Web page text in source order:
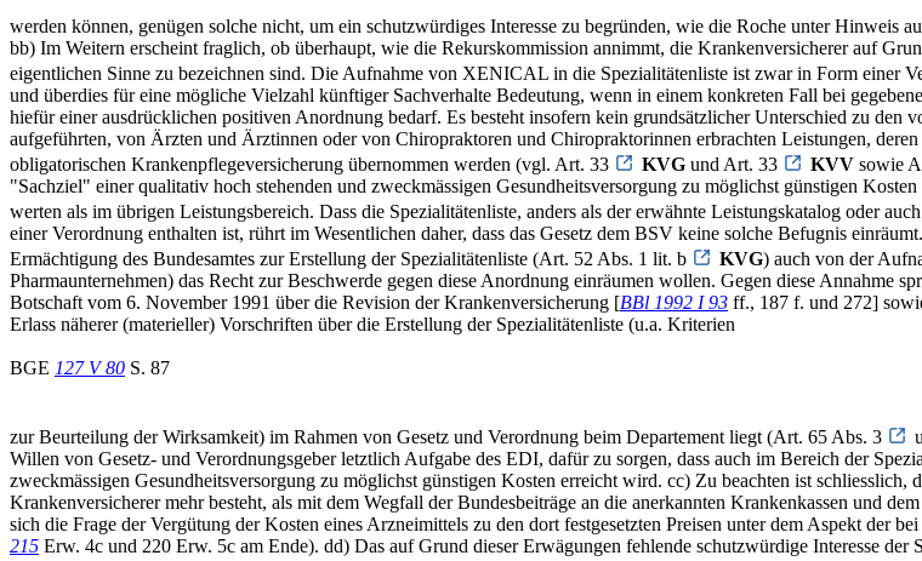
werden können, genügen solche nicht, um ein schutzwürdiges Interesse zu begründen, wie die Roche unter Hinweis
bb) Im Weitern erscheint fraglich, ob überhaupt, wie die Rekurskommission annimmt, die Krankenversicherer auf
eigentlichen Sinne zu bezeichnen sind. Die Aufnahme von XENICAL in die Spezialitätenliste ist zwar in Form einer
und überdies für eine mögliche Vielzahl künftiger Sachverhalte Bedeutung, wenn in einem konkreten Fall bei
hiefür einer ausdrücklichen positiven Anordnung bedarf. Es besteht insofern kein grundsätzlicher Unterschied zu
aufgeführten, von Ärzten und Ärztinnen oder von Chiropraktoren und Chiropraktorinnen erbrachten Leistungen,
obligatorischen Krankenpflegeversicherung übernommen werden (vgl. Art. 33
KVG und Art. 33 KVV sowie
"Sachziel" einer qualitativ hoch stehenden und zweckmässigen Gesundheitsversorgung zu möglichst günstigen
werten als im übrigen Leistungsbereich. Dass die Spezialitätenliste, anders als der erwähnte Leistungskatalog oder
einer Verordnung enthalten ist, rührt im Wesentlichen daher, dass das Gesetz dem BSV keine solche Befugnis
Ermächtigung des Bundesamtes zur Erstellung der Spezialitätenliste (Art. 52 Abs. 1 lit. b
KVG) auch von der
Pharmaunternehmen) das Recht zur Beschwerde gegen diese Anordnung einräumen wollen. Gegen diese Annahme
Botschaft vom 6. November 1991 über die Revision der Krankenversicherung [BBl 1992 I 93 ff., 187 f. und 272]
Erlass näherer (materieller) Vorschriften über die Erstellung der Spezialitätenliste (u.a. Kriterien
BGE 127 V 80 S. 87
zur Beurteilung der Wirksamkeit) im Rahmen von Gesetz und Verordnung beim Departement liegt (Art. 65 Abs. 3
Willen von Gesetz- und Verordnungsgeber letztlich Aufgabe des EDI, dafür zu sorgen, dass auch im Bereich der
zweckmässigen Gesundheitsversorgung zu möglichst günstigen Kosten erreicht wird. cc) Zu beachten ist
Krankenversicherer mehr besteht, als mit dem Wegfall der Bundesbeiträge an die anerkannten Krankenkassen und
sich die Frage der Vergütung der Kosten eines Arzneimittels zu den dort festgesetzten Preisen unter dem Aspekt der
215 Erw. 4c und 220 Erw. 5c am Ende). dd) Das auf Grund dieser Erwägungen fehlende schutzwürdige Interesse